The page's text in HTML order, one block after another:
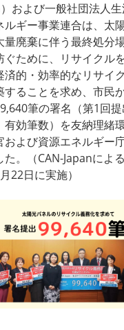
および一般社団法人
ルギー事業連合は、太
量廃棄に伴う最終処分
ぐために、リサイクル
済的・効率的なリサイ
することを求め、市民
筆の署名（第1回提
有効筆数）を友納理緒
および資源エネルギー
た。（CAN-Japanによ
22日に実施）